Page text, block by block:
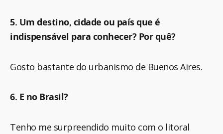
5. Um destino, cidade ou país que é
indispensável para conhecer? Por quê?
Gosto bastante do urbanismo de Buenos Aires.
6. E no Brasil?
Tenho me surpreendido muito com o litoral